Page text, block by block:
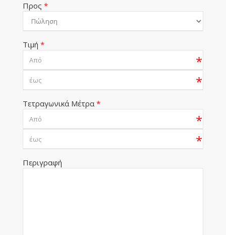
Προς *
Τιμή *
*
*
Τετραγωνικά Μέτρα *
*
*
Περιγραφή